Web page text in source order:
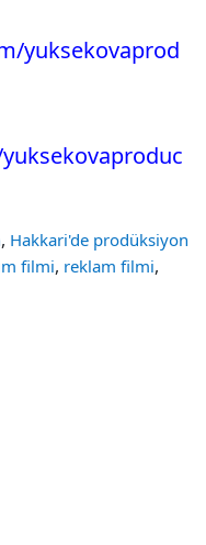
yuksekovaprod
, Hakkari'de prodüksiyon
filmi, reklam filmi,